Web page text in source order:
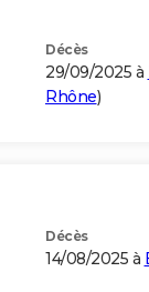
Décès
29/09/2025 à
Rhône)
Décès
14/08/2025 à